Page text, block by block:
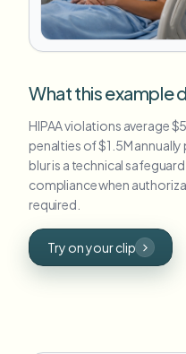
What this example
HIPAA violations average
penalties of $1.5M
blur is a technical
compliance when
required.
Try on your clip